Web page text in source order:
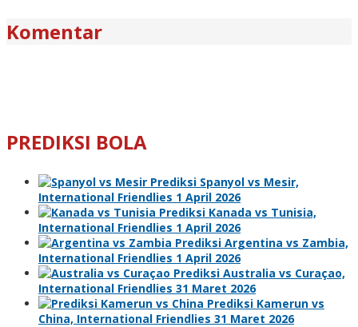
Komentar
PREDIKSI BOLA
Prediksi Spanyol vs Mesir,
International Friendlies 1 April 2026
Prediksi Kanada vs Tunisia,
International Friendlies 1 April 2026
Prediksi Argentina vs Zambia,
International Friendlies 1 April 2026
Prediksi Australia vs Curaçao,
International Friendlies 31 Maret 2026
Prediksi Kamerun vs
China, International Friendlies 31 Maret 2026